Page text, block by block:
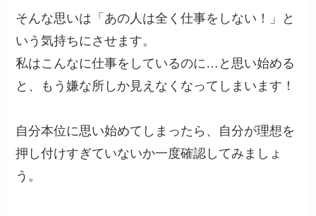
そんな思いは「あの人は全く仕事をしない！」と
いう気持ちにさせます。
私はこんなに仕事をしているのに…と思い始める
と、もう嫌な所しか見えなくなってしまいます！
自分本位に思い始めてしまったら、自分が理想を
押し付けすぎていないか一度確認してみましょ
う。